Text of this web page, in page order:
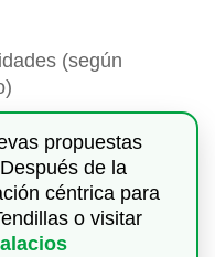
(según
propuestas
de la
céntrica para
o visitar